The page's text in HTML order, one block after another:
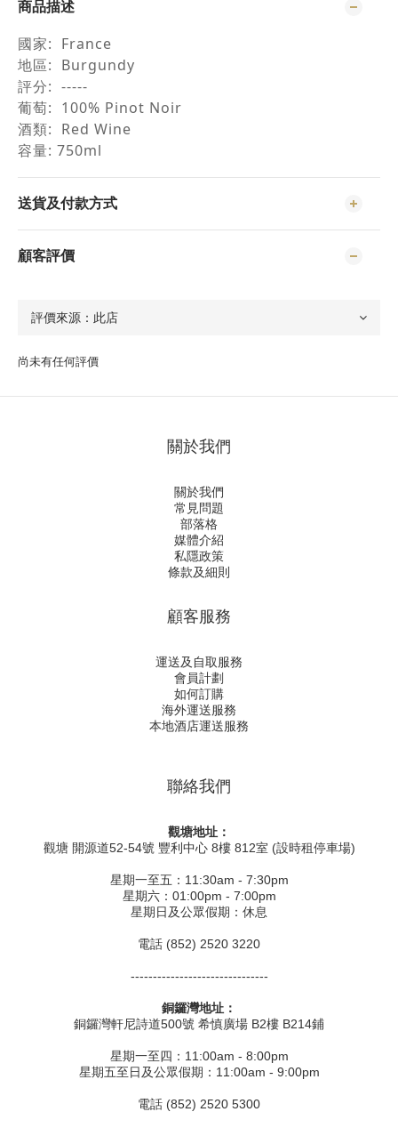
商品描述
國家: France
地區: Burgundy
評分: -----
葡萄: 100% Pinot Noir
酒類: Red Wine
容量: 750ml
送貨及付款方式
顧客評價
尚未有任何評價
關於我們
關於我們
常見問題
部落格
媒體介紹
私隱政策
條款及細則
顧客服務
運送及自取服務
會員計劃
如何訂購
海外運送服務
本地酒店運送服務
聯絡我們
觀塘地址：
觀塘 開源道52-54號 豐利中心 8樓 812室 (設時租停車場)
星期一至五：11:30am - 7:30pm
星期六：01:00pm - 7:00pm
星期日及公眾假期：休息
電話 (852) 2520 3220
-------------------------------
銅鑼灣地址：
銅鑼灣軒尼詩道500號 希慎廣場 B2樓 B214鋪
星期一至四：11:00am - 8:00pm
星期五至日及公眾假期：11:00am - 9:00pm
電話 (852) 2520 5300